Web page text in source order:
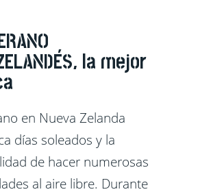
la mejor
en Nueva Zelanda
días soleados y la
de hacer numerosas
al aire libre. Durante